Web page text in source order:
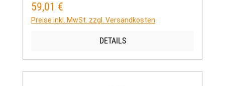
Regulärer Preis:
59,01 €
Preise inkl. MwSt. zzgl. Versandkosten
DETAILS